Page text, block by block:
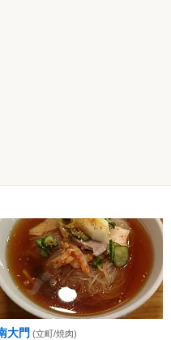
大門 (立町/焼肉)